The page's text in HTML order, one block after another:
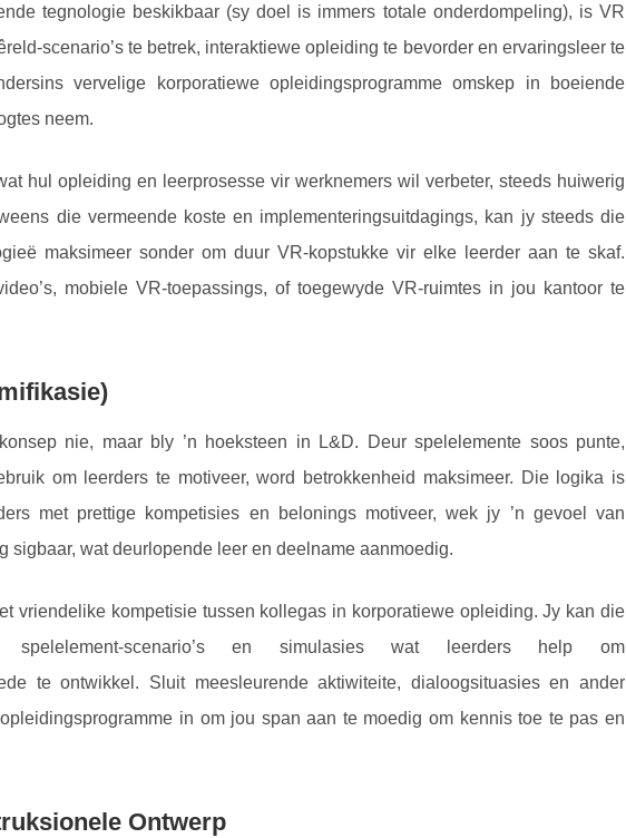
tegnologie beskikbaar (sy doel is immers totale onderdompeling), is VR
scenario’s te betrek, interaktiewe opleiding te bevorder en ervaringsleer te
vervelige korporatiewe opleidingsprogramme omskep in boeiende
neem.
hul opleiding en leerprosesse vir werknemers wil verbeter, steeds huiwerig
die vermeende koste en implementeringsuitdagings, kan jy steeds die
maksimeer sonder om duur VR-kopstukke vir elke leerder aan te skaf.
mobiele VR-toepassings, of toegewyde VR-ruimtes in jou kantoor te
nie, maar bly ’n hoeksteen in L&D. Deur spelelemente soos punte,
om leerders te motiveer, word betrokkenheid maksimeer. Die logika is
met prettige kompetisies en belonings motiveer, wek jy ’n gevoel van
sigbaar, wat deurlopende leer en deelname aanmoedig.
vriendelike kompetisie tussen kollegas in korporatiewe opleiding. Jy kan die
spelelement-scenario’s en simulasies wat leerders help om
te ontwikkel. Sluit meesleurende aktiwiteite, dialoogsituasies en ander
in om jou span aan te moedig om kennis toe te pas en
Ontwerp